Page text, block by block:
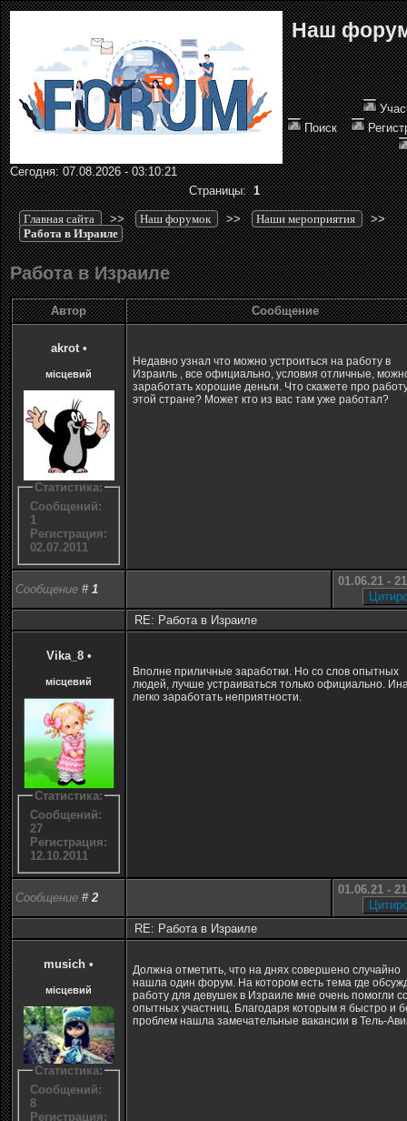
Наш
Поиск
Сегодня: 07.08.2026 - 03:10:21
Страницы:1
Главная сайта >> Наш форумок >> Наши мероприятия >>
Работа в Израиле
Работа в Израиле
Автор Сообщение
akrot •
місцевий
Статистика:
Сообщений:
1
Регистрация:
02.07.2011
Недавно узнал что можно устроиться на работу в
Израиль , все официально, условия отличные,
заработать хорошие деньги. Что скажете про
этой стране? Может кто из вас там уже работал?
Сообщение # 1
01.06.21 -
RE: Работа в Израиле
Vika_8 •
місцевий
Статистика:
Сообщений:
27
Регистрация:
12.10.2011
Вполне приличные заработки. Но со слов опытных
людей, лучше устраиваться только официально.
легко заработать неприятности.
Сообщение # 2
01.06.21 -
RE: Работа в Израиле
musich •
місцевий
Статистика:
Сообщений:
8
Регистрация:
Должна отметить, что на днях совершено случайно
нашла один форум. На котором есть тема где
работу для девушек в Израиле мне очень помогли
опытных участниц. Благодаря которым я быстро и
проблем нашла замечательные вакансии в Тель-